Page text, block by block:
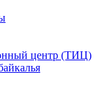
центр (ТИЦ)